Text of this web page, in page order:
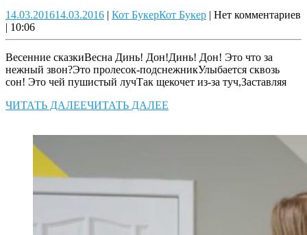
14.03.201614.03.2016 | Кот БукерКот Букер | Нет комментариев
| 10:06
Весенние сказкиВесна Динь! Дон!Динь! Дон! Это что за
нежный звон?Это пролесок-подснежникУлыбается сквозь
сон! Это чей пушистый лучТак щекочет из-за туч,Заставляя
ЧИТАТЬ ДАЛЕЕЧИТАТЬ ДАЛЕЕ